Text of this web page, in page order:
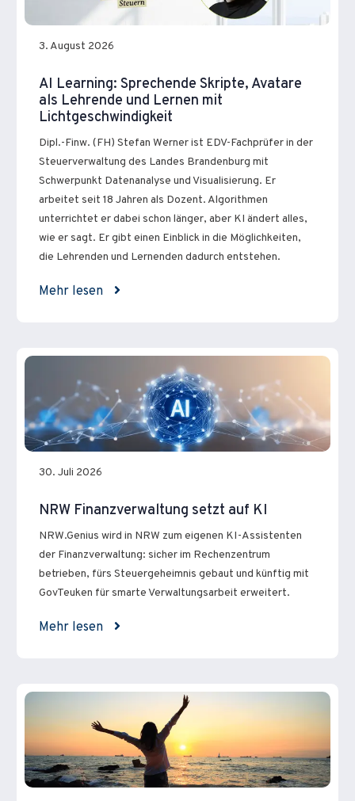
3. August 2026
AI Learning: Sprechende Skripte, Avatare
als Lehrende und Lernen mit
Lichtgeschwindigkeit
Dipl.-Finw. (FH) Stefan Werner ist EDV-Fachprüfer in der
Steuerverwaltung des Landes Brandenburg mit
Schwerpunkt Datenanalyse und Visualisierung. Er
arbeitet seit 18 Jahren als Dozent. Algorithmen
unterrichtet er dabei schon länger, aber KI ändert alles,
wie er sagt. Er gibt einen Einblick in die Möglichkeiten,
die Lehrenden und Lernenden dadurch entstehen.
Mehr lesen
30. Juli 2026
NRW Finanzverwaltung setzt auf KI
NRW.Genius wird in NRW zum eigenen KI-Assistenten
der Finanzverwaltung: sicher im Rechenzentrum
betrieben, fürs Steuergeheimnis gebaut und künftig mit
GovTeuken für smarte Verwaltungsarbeit erweitert.
Mehr lesen